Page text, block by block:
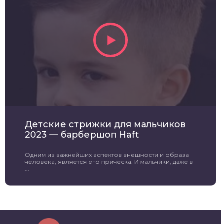
Детские стрижки для мальчиков
2023 — барбершоп Haft
Одним из важнейших аспектов внешности и образа
человека, является его прическа. И мальчики, даже в
...